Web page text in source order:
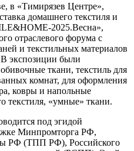
в «Тимирязев Центре»,
домашнего текстиля и
2025.Весна»,
отраслевого форума с
и текстильных материалов
экспозиции были
ткани, текстиль для
комнат, для оформления
ковры и напольные
текстиля, «умные» ткани.
под эгидой
Минпромторга РФ,
РФ (ТПП РФ), Российского